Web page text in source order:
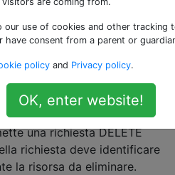
per
DELETE
una richiesta DELETE
richiesta deve identificare
la risorsa da eliminare.
our use of cookies and other tracking
have consent from a parent or
policy and Privacy policy.
OK, enter website!